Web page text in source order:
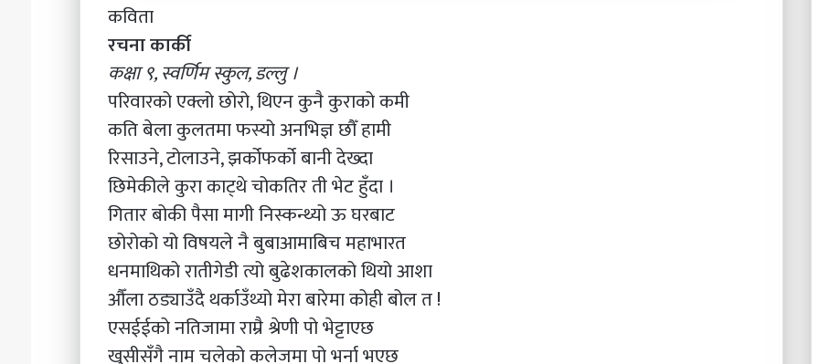
कविता
रचना कार्की
कक्षा ९, स्वर्णिम स्कुल, डल्लु ।
परिवारको एक्लो छोरो, थिएन कुनै कुराको कमी
कति बेला कुलतमा फस्यो अनभिज्ञ छौँ हामी
रिसाउने, टोलाउने, झर्कोफर्को बानी देख्दा
छिमेकीले कुरा काट्थे चोकतिर ती भेट हुँदा ।
गितार बोकी पैसा मागी निस्कन्थ्यो ऊ घरबाट
छोरोको यो विषयले नै बुबाआमाबिच महाभारत
धनमाथिको रातीगेडी त्यो बुढेशकालको थियो आशा
औँला ठड्याउँदै थर्काउँथ्यो मेरा बारेमा कोही बोल त !
एसईईको नतिजामा राम्रै श्रेणी पो भेट्टाएछ
खुसीसँगै नाम चलेको कलेजमा पो भर्ना भएछ